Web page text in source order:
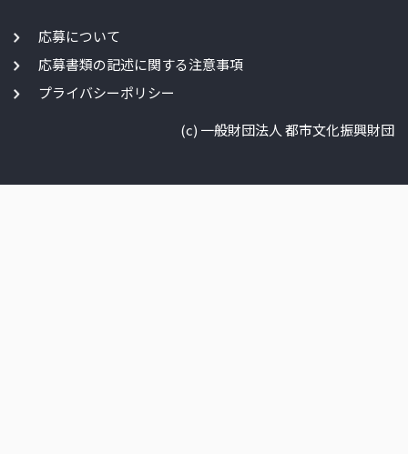
応募について
応募書類の記述に関する注意事項
プライバシーポリシー
(c) 一般財団法人 都市文化振興財団